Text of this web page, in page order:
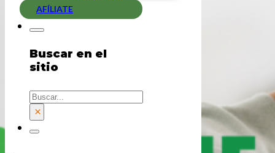
AFÍLIATE
Buscar en el
sitio
Buscar
×